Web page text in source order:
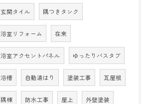
玄関タイル 隅つきタンク
浴室リフォーム 在来
浴室アクセントパネル ゆったりバスタブ
浴槽 自動湯はり 塗装工事 瓦屋根
隅棟 防水工事 屋上 外壁塗装